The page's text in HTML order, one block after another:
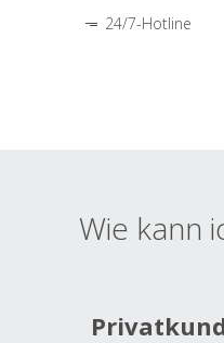
24/7-Hotline
Wie kann